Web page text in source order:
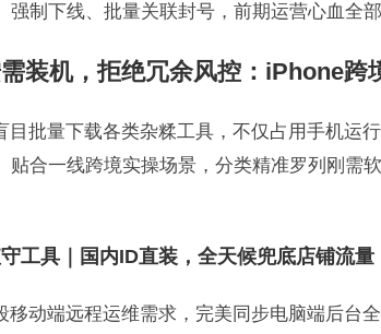
强制下线、批量关联封号，前期运营心血全部
装机，拒绝冗余风控：iPhone跨
目批量下载各类杂糅工具，不仅占用手机运
贴合一线跨境实操场景，分类精准罗列刚需
工具｜国内ID直装，全天候兜底店铺流量
移动端远程运维需求，完美同步电脑端后台